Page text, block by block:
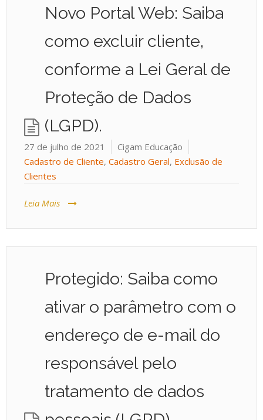
Novo Portal Web: Saiba
como excluir cliente,
conforme a Lei Geral de
Proteção de Dados
(LGPD).
27 de julho de 2021
Cigam Educação
Cadastro de Cliente, Cadastro Geral, Exclusão de
Clientes
Leia Mais
Protegido: Saiba como
ativar o parâmetro com o
endereço de e-mail do
responsável pelo
tratamento de dados